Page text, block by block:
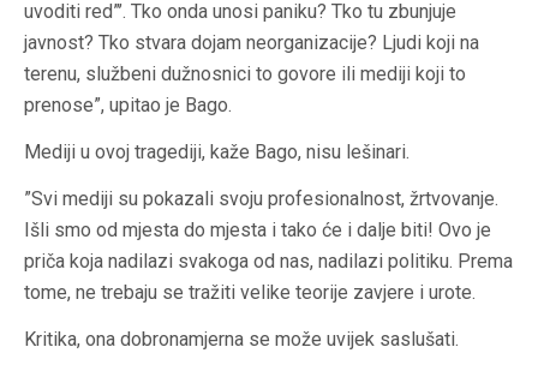
uvoditi red”’. Tko onda unosi paniku? Tko tu zbunjuje
javnost? Tko stvara dojam neorganizacije? Ljudi koji na
terenu, službeni dužnosnici to govore ili mediji koji to
prenose”, upitao je Bago.
Mediji u ovoj tragediji, kaže Bago, nisu lešinari.
”Svi mediji su pokazali svoju profesionalnost, žrtvovanje.
Išli smo od mjesta do mjesta i tako će i dalje biti! Ovo je
priča koja nadilazi svakoga od nas, nadilazi politiku. Prema
tome, ne trebaju se tražiti velike teorije zavjere i urote.
Kritika, ona dobronamjerna se može uvijek saslušati.